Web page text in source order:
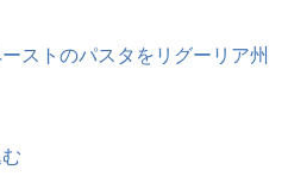
トのパスタをリグーリア州